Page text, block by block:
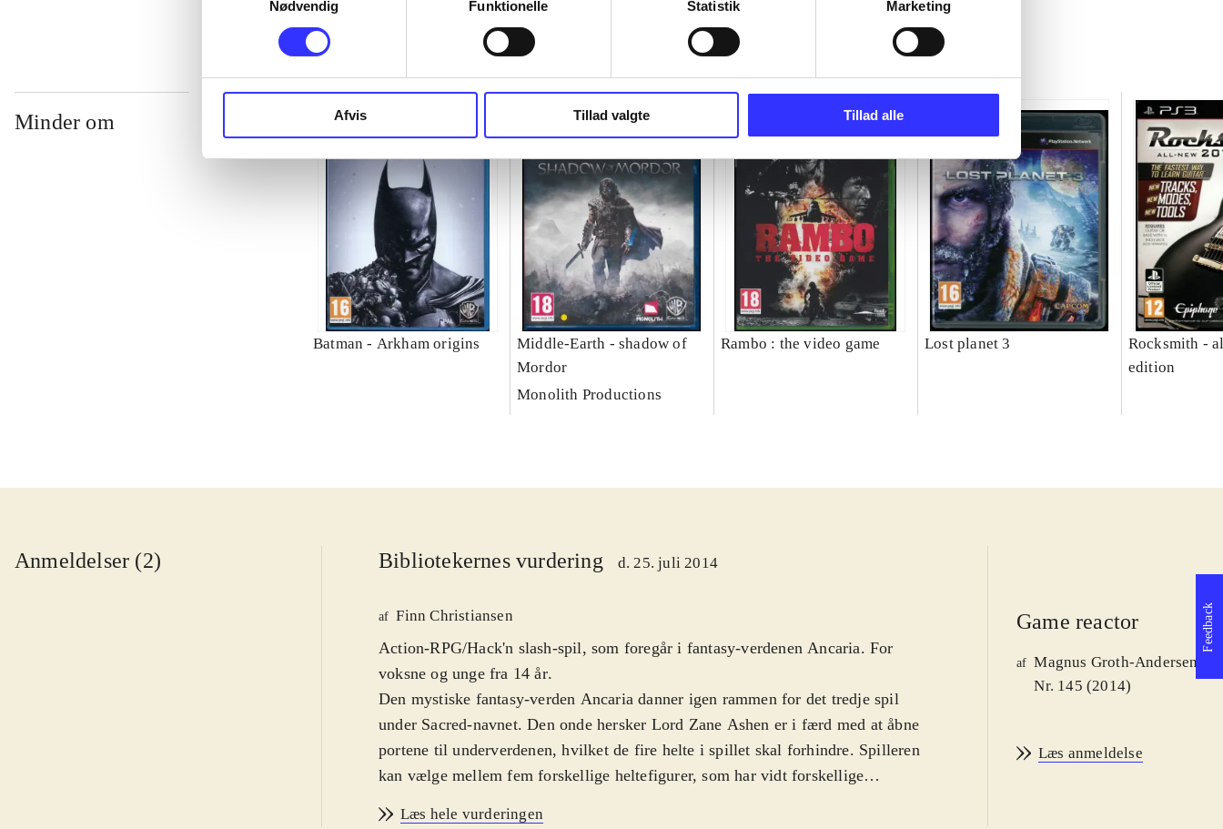
Nødvendig
Funktionelle Statistik Marketing
Afvis Tillad valgte Tillad alle
Minder om
Batman - Arkham origins
Middle-Earth - shadow of
Mordor
Monolith Productions
Rambo : the video game Lost planet 3
Rocksmith -
edition
Anmeldelser (2) Bibliotekernes vurdering d. 25. juli 2014
af Finn Christiansen
Action-RPG/Hack'n slash-spil, som foregår i fantasy-verdenen Ancaria. For
voksne og unge fra 14 år.
Den mystiske fantasy-verden Ancaria danner igen rammen for det tredje spil
under Sacred-navnet. Den onde hersker Lord Zane Ashen er i færd med at åbne
portene til underverdenen, hvilket de fire helte i spillet skal forhindre. Spilleren
kan vælge mellem fem forskellige heltefigurer, som har vidt forskellige
Læs hele vurderingen
Game reactor
af Magnus Groth-Andersen
Nr. 145 (2014)
Læs anmeldelse
Feedback